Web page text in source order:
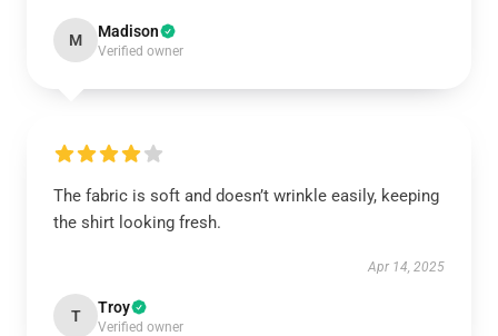
M Madison
Verified owner
The fabric is soft and doesn’t wrinkle easily, keeping
the shirt looking fresh.
Apr 14, 2025
T Troy
Verified owner